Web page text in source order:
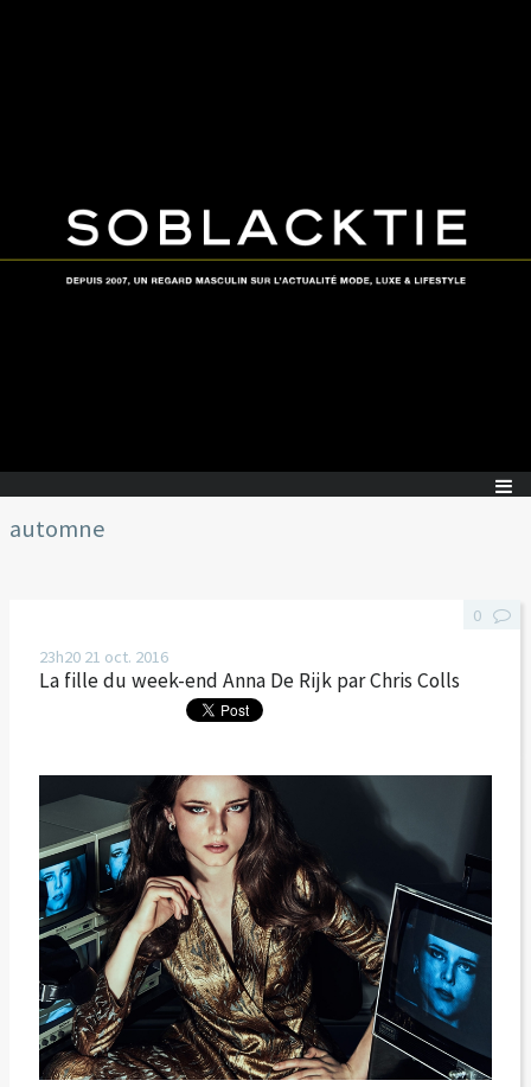
automne
23h20 21 oct. 2016
La fille du week-end Anna De Rijk par Chris Colls
0